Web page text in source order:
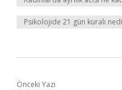
Psikolojide 21 gün kuralı
Önceki Yazı